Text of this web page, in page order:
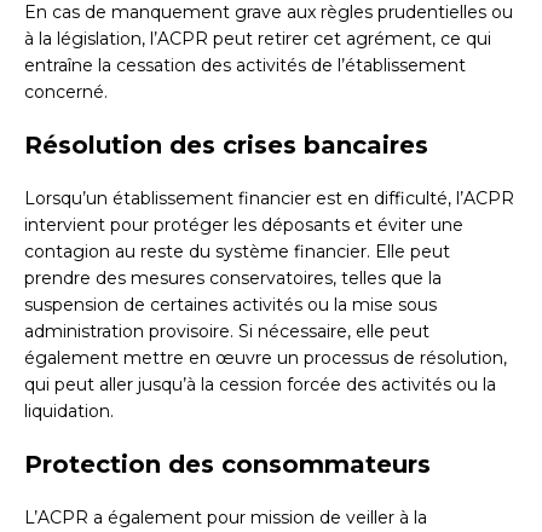
En cas de manquement grave aux règles prudentielles ou
à la législation, l’ACPR peut retirer cet agrément, ce qui
entraîne la cessation des activités de l’établissement
concerné.
Résolution des crises bancaires
Lorsqu’un établissement financier est en difficulté, l’ACPR
intervient pour protéger les déposants et éviter une
contagion au reste du système financier. Elle peut
prendre des mesures conservatoires, telles que la
suspension de certaines activités ou la mise sous
administration provisoire. Si nécessaire, elle peut
également mettre en œuvre un processus de résolution,
qui peut aller jusqu’à la cession forcée des activités ou la
liquidation.
Protection des consommateurs
L’ACPR a également pour mission de veiller à la